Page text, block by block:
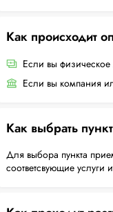
Как происходит
Если вы
Если вы компания
Как выбрать
Для выбора пункта
соответсвующие услуги